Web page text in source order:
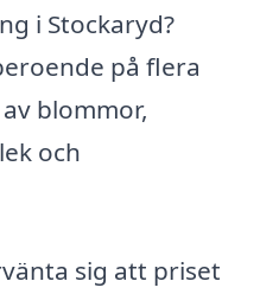
i Stockaryd?
på flera
blommor,
och
sig att priset